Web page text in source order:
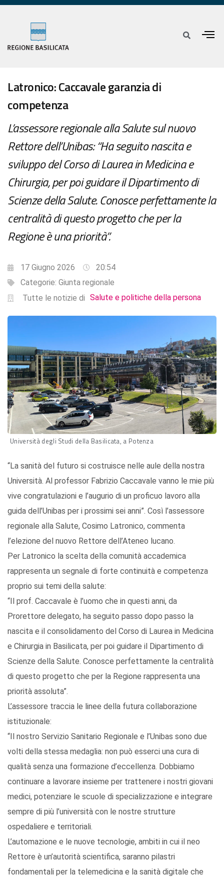
Latronico: Caccavale garanzia di
competenza
L’assessore regionale alla Salute sul nuovo
Rettore dell’Unibas: “Ha seguito nascita e
sviluppo del Corso di Laurea in Medicina e
Chirurgia, per poi guidare il Dipartimento di
Scienze della Salute. Conosce perfettamente la
centralità di questo progetto che per la
Regione è una priorità”.
17 Giugno 2026
20:54
Categorie: Giunta regionale
Tutte le notizie di Salute e politiche della persona
Università degli Studi della Basilicata, a Potenza
“La sanità del futuro si costruisce nelle aule della nostra
Università. Al professor Fabrizio Caccavale vanno le mie più
vive congratulazioni e l’augurio di un proficuo lavoro alla
guida dell’Unibas per i prossimi sei anni”. Così l’assessore
regionale alla Salute, Cosimo Latronico, commenta
l’elezione del nuovo Rettore dell’Ateneo lucano.
Per Latronico la scelta della comunità accademica
rappresenta un segnale di forte continuità e competenza
proprio sui temi della salute:
“Il prof. Caccavale è l’uomo che in questi anni, da
Prorettore delegato, ha seguito passo dopo passo la
nascita e il consolidamento del Corso di Laurea in Medicina
e Chirurgia in Basilicata, per poi guidare il Dipartimento di
Scienze della Salute. Conosce perfettamente la centralità
di questo progetto che per la Regione rappresenta una
priorità assoluta”.
L’assessore traccia le linee della futura collaborazione
istituzionale:
“Il nostro Servizio Sanitario Regionale e l’Unibas sono due
volti della stessa medaglia: non può esserci una cura di
qualità senza una formazione d’eccellenza. Dobbiamo
continuare a lavorare insieme per trattenere i nostri giovani
medici, potenziare le scuole di specializzazione e integrare
sempre di più l’università con le nostre strutture
ospedaliere e territoriali.
L’automazione e le nuove tecnologie, ambiti in cui il neo
Rettore è un’autorità scientifica, saranno pilastri
fondamentali per la telemedicina e la sanità digitale che